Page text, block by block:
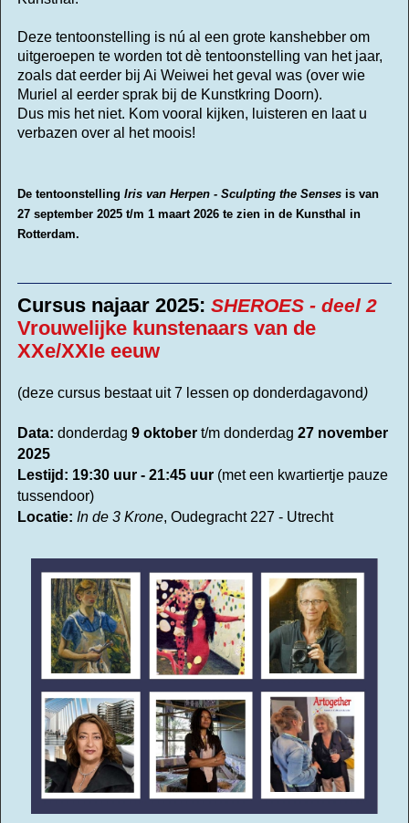
Deze tentoonstelling is nú al een grote kanshebber om
uitgeroepen te worden tot dè tentoonstelling van het jaar,
zoals dat eerder bij Ai Weiwei het geval was (over wie
Muriel al eerder sprak bij de Kunstkring Doorn).
Dus mis het niet. Kom vooral kijken, luisteren en laat u
verbazen over al het moois!
De tentoonstelling Iris van Herpen - Sculpting the Sensesis van
27 september 2025 t/m 1 maart 2026 te zien in de Kunsthal in
Rotterdam.
Cursus najaar 2025: SHEROES - deel 2
Vrouwelijke kunstenaars van de
XXe/XXIe eeuw
(deze cursus bestaat uit 7 lessen op donderdagavond)
Data: donderdag 9 oktober t/m donderdag 27 november
2025
Lestijd: 19:30 uur - 21:45 uur(met een kwartiertje pauze
tussendoor)
Locatie: In de 3 Krone, Oudegracht 227 - Utrecht